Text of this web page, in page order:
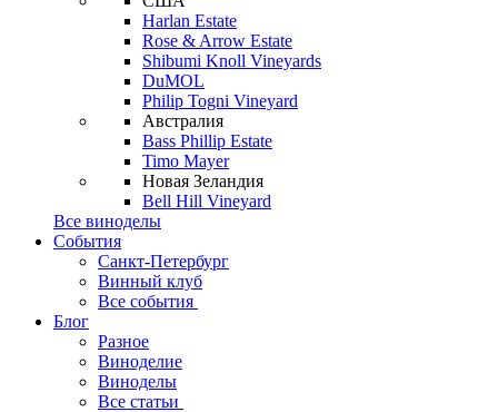
Harlan Estate
Rose & Arrow Estate
Shibumi Knoll Vineyards
DuMOL
Philip Togni Vineyard
Австралия
Bass Phillip Estate
Timo Mayer
Новая Зеландия
Bell Hill Vineyard
Все виноделы
События
Санкт-Петербург
Винный клуб
Все события
Блог
Разное
Виноделие
Виноделы
Все статьи